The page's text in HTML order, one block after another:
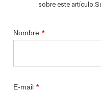
sobre este
Nombre *
E-mail *